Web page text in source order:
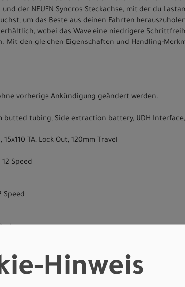
der NEUEN Syncros Steckachse, mit der du
um das Beste aus deinen Fahrten
wobei das Wave eine niedrigere
Mit den gleichen Eigenschaften und Handling-
vorherige Ankündigung geändert werden.
butted tubing, Side extraction battery, UDH
TA, Lock Out, 120mm Travel
Speed
Speed
Hinweis